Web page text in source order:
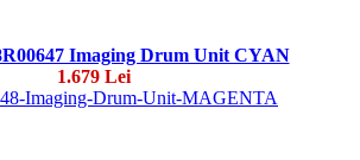
Imaging Drum Unit CYAN
1.679 Lei